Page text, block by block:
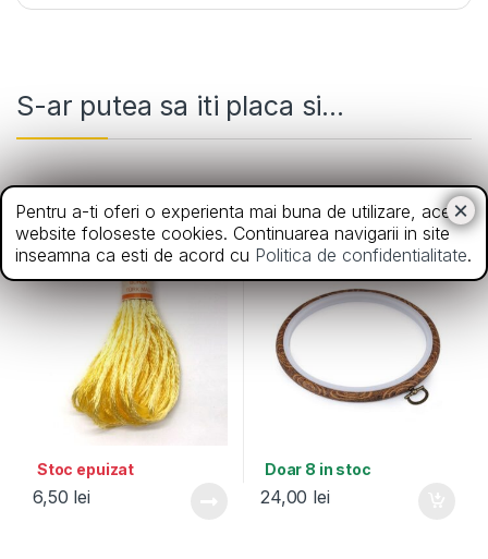
S-ar putea sa iti placa si...
Matase Enstitu – 130
Stoc epuizat
6,50 lei
Gherghef rotund – 16cm
Doar 8 in stoc
24,00 lei
Pentru a-ti oferi o experienta mai buna de utilizare, acest
website foloseste cookies. Continuarea navigarii in site
inseamna ca esti de acord cu Politica de confidentialitate.